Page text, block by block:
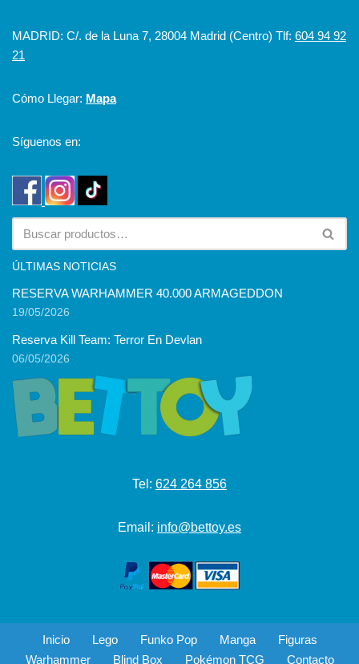
MADRID: C/. de la Luna 7, 28004 Madrid (Centro) Tlf: 604 94 92
21
Cómo Llegar: Mapa
Síguenos en:
ÚLTIMAS NOTICIAS
RESERVA WARHAMMER 40.000 ARMAGEDDON
19/05/2026
Reserva Kill Team: Terror En Devlan
06/05/2026
Tel: 624 264 856
Email: info@bettoy.es
Inicio Lego Funko Pop Manga
Figuras
Warhammer
Blind Box Pokémon TCG Contacto